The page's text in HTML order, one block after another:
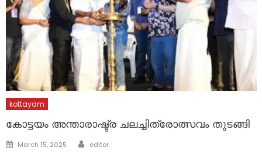
kottayam
കോട്ടയം അന്താരാഷ്ട്ര ചലച്ചിത്രോത്സവം തുടങ്ങി
Posted
March 15, 2025 Author
editor